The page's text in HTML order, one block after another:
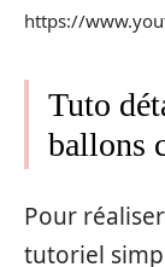
https://
Tuto
ballons
Pour
tutoriel